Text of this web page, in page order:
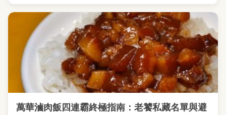
萬華滷肉飯四連霸終極指南：老饕私藏名單與避